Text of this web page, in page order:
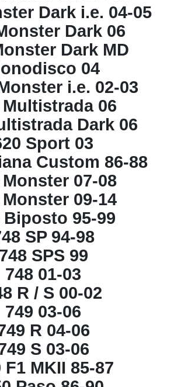
Dark i.e. 04-05
Dark 06
Dark MD
04
i.e. 02-03
Multistrada 06
Dark 06
Sport 03
Custom 86-88
Monster 07-08
Monster 09-14
Biposto 95-99
SP 94-98
748 SPS 99
748 01-03
R / S 00-02
749 03-06
R 04-06
S 03-06
F1 MKII 85-87